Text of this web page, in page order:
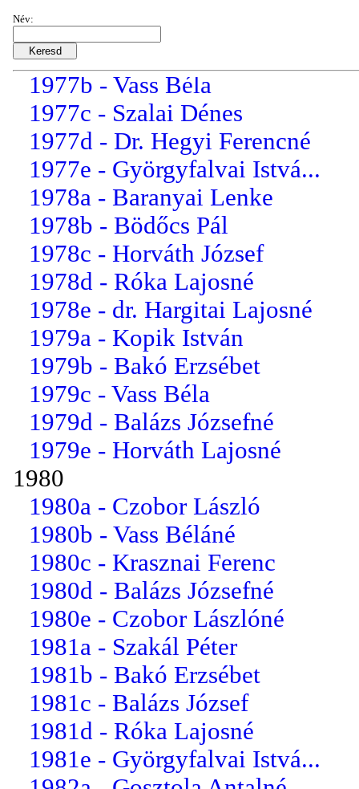
Név:1976e - Varga Balázs Béla
1977a - Szakál Péter
1977b - Vass Béla
1977c - Szalai Dénes
1977d - Dr. Hegyi Ferencné
1977e - Györgyfalvai Istvá...
1978a - Baranyai Lenke
1978b - Bödőcs Pál
1978c - Horváth József
1978d - Róka Lajosné
1978e - dr. Hargitai Lajosné
1979a - Kopik István
1979b - Bakó Erzsébet
1979c - Vass Béla
1979d - Balázs Józsefné
1979e - Horváth Lajosné
1980
1980a - Czobor László
1980b - Vass Béláné
1980c - Krasznai Ferenc
1980d - Balázs Józsefné
1980e - Czobor Lászlóné
1981a - Szakál Péter
1981b - Bakó Erzsébet
1981c - Balázs József
1981d - Róka Lajosné
1981e - Györgyfalvai Istvá...